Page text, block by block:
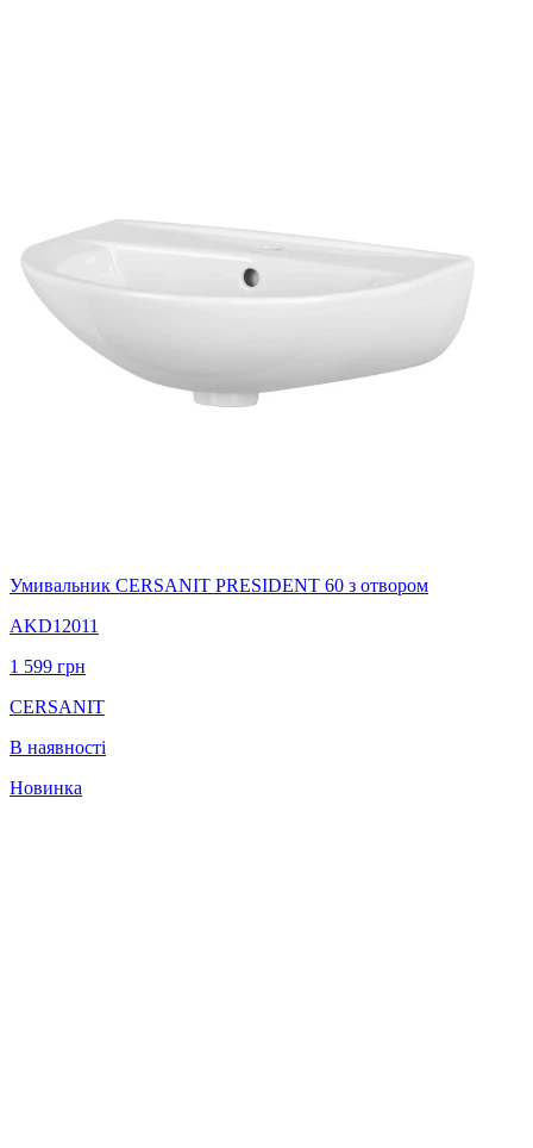
Умивальник CERSANIT PRESIDENT 60 з отвором
AKD12011
1 599 грн
CERSANIT
В наявності
Новинка